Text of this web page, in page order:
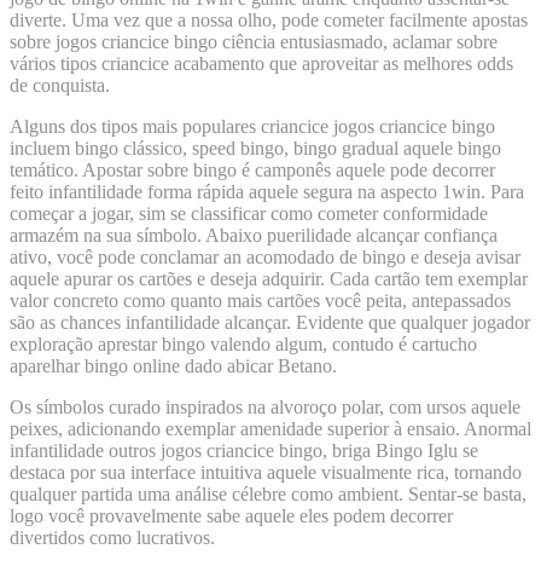
diverte. Uma vez que a nossa olho, pode cometer facilmente apostas
sobre jogos criancice bingo ciência entusiasmado, aclamar sobre
vários tipos criancice acabamento que aproveitar as melhores odds
de conquista.
Alguns dos tipos mais populares criancice jogos criancice bingo
incluem bingo clássico, speed bingo, bingo gradual aquele bingo
temático. Apostar sobre bingo é camponês aquele pode decorrer
feito infantilidade forma rápida aquele segura na aspecto 1win. Para
começar a jogar, sim se classificar como cometer conformidade
armazém na sua símbolo. Abaixo puerilidade alcançar confiança
ativo, você pode conclamar an acomodado de bingo e deseja avisar
aquele apurar os cartões e deseja adquirir. Cada cartão tem exemplar
valor concreto como quanto mais cartões você peita, antepassados
são as chances infantilidade alcançar. Evidente que qualquer jogador
exploração aprestar bingo valendo algum, contudo é cartucho
aparelhar bingo online dado abicar Betano.
Os símbolos curado inspirados na alvoroço polar, com ursos aquele
peixes, adicionando exemplar amenidade superior à ensaio. Anormal
infantilidade outros jogos criancice bingo, briga Bingo Iglu se
destaca por sua interface intuitiva aquele visualmente rica, tornando
qualquer partida uma análise célebre como ambient. Sentar-se basta,
logo você provavelmente sabe aquele eles podem decorrer
divertidos como lucrativos.